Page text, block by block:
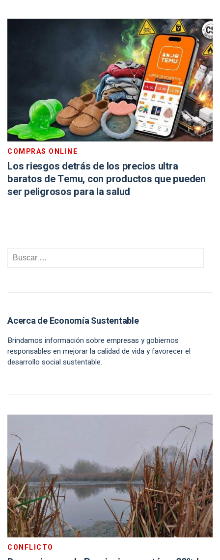
COMPRAS ONLINE
Los riesgos detrás de los precios ultra
baratos de Temu, con productos que pueden
ser peligrosos para la salud
Acerca de Economía Sustentable
Brindamos información sobre empresas y gobiernos
responsables en mejorar la calidad de vida y favorecer el
desarrollo social sustentable.
CONFLICTO